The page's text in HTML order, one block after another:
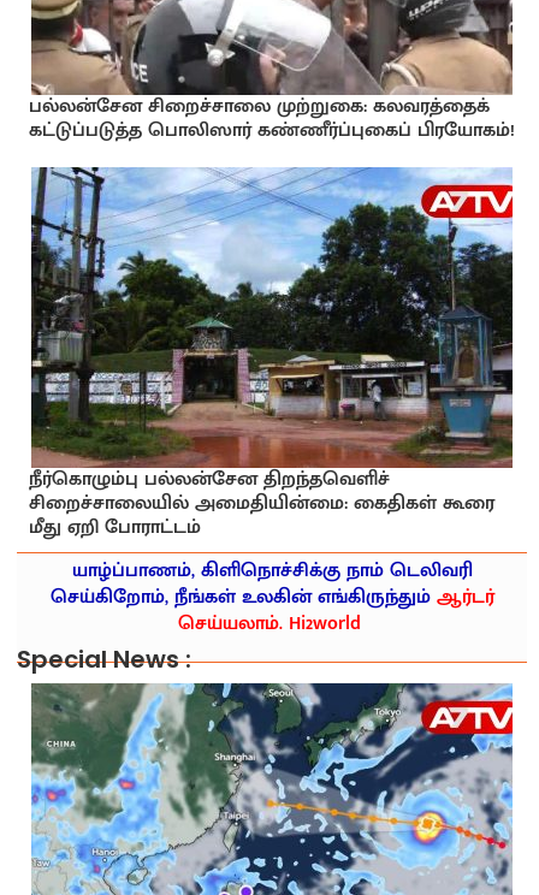
பல்லன்சேன சிறைச்சாலை முற்றுகை: கலவரத்தைக்
கட்டுப்படுத்த பொலிஸார் கண்ணீர்ப்புகைப் பிரயோகம்!
நீர்கொழும்பு பல்லன்சேன திறந்தவெளிச்
சிறைச்சாலையில் அமைதியின்மை: கைதிகள் கூரை
மீது ஏறி போராட்டம்
யாழ்ப்பாணம், கிளிநொச்சிக்கு நாம் டெலிவரி
செய்கிறோம், நீங்கள் உலகின் எங்கிருந்தும்ஆர்டர்
செய்யலாம். Hi2world
Special News :